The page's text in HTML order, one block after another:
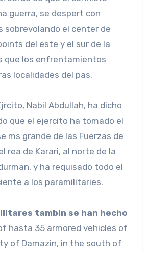
guerra, se despert con
sobrevolando el center de
del este y el sur de la
que los enfrentamientos
localidades del pas.
Nabil Abdullah, ha dicho
que el ejercito ha tomado el
ms grande de las Fuerzas de
rea de Karari, al norte de la
y ha requisado todo el
a los paramilitaries.
tambin se han hecho
hasta 35 armored vehicles of
of Damazin, in the south of